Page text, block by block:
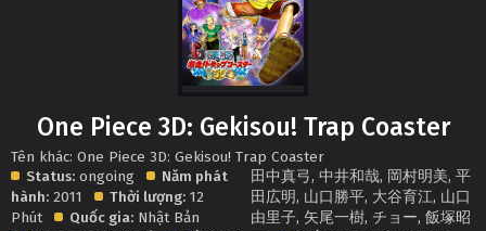
One Piece 3D: Gekisou! Trap Coaster
Tên khác: One Piece 3D: Gekisou! Trap Coaster
Status: ongoing
Năm phát
hành: 2011 Thời lượng: 12
Phút
Quốc gia: Nhật Bản
田中真弓,中井和哉, 岡村明美,平
田広明, 山口勝平, 大谷育江, 山口
由里子, 矢尾一樹,チョー,飯塚昭